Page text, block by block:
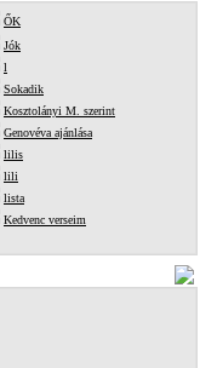
ŐK
Jók
l
Sokadik
Kosztolányi M. szerint
Genovéva ajánlása
lilis
lili
lista
Kedvenc verseim